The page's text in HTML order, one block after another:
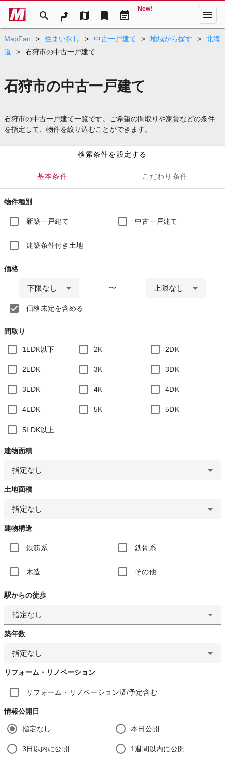
search map bookmark event_note
New! menu
MapFan > 住まい探し > 中古一戸建て > 地域から探す >
北海
道
> 石狩市の中古一戸建て
石狩市の中古一戸建て
石狩市の中古一戸建て一覧です。ご希望の間取りや家賃などの条件
を指定して、物件を絞り込むことができます。
検索条件を設定する
基本条件 こだわり条件
物件種別
新築一戸建て 中古一戸建て
建築条件付き土地
価格
下限なし 〜 上限なし
価格未定を含める
間取り
1LDK以下 2K 2DK
2LDK 3K 3DK
3LDK 4K 4DK
4LDK 5K 5DK
5LDK以上
建物面積
指定なし
土地面積
指定なし
建物構造
鉄筋系 鉄骨系
木造 その他
駅からの徒歩
指定なし
築年数
指定なし
リフォーム・リノベーション
リフォーム・リノベーション済/予定含む
情報公開日
指定なし 本日公開
3日以内に公開 1週間以内に公開